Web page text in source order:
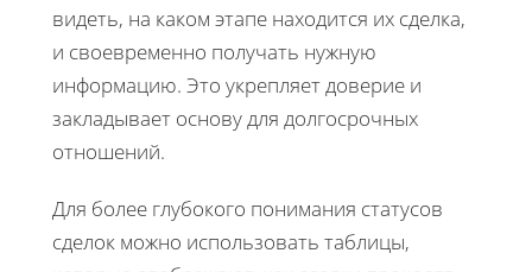
видеть, на каком этапе находится их сделка,
и своевременно получать нужную
информацию. Это укрепляет доверие и
закладывает основу для долгосрочных
отношений.
Для более глубокого понимания статусов
сделок можно использовать таблицы,